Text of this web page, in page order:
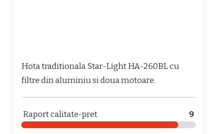
Hota traditionala Star-Light HA-260BL cu
filtre din aluminiu si doua motoare.
Raport calitate-pret 9